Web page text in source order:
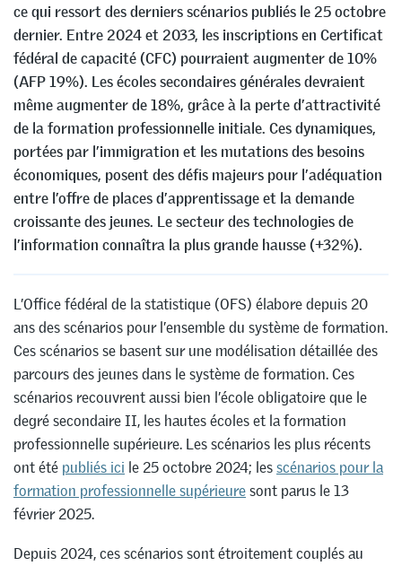
ce qui ressort des derniers scénarios publiés le 25 octobre
dernier. Entre 2024 et 2033, les inscriptions en Certificat
fédéral de capacité (CFC) pourraient augmenter de 10%
(AFP 19%). Les écoles secondaires générales devraient
même augmenter de 18%, grâce à la perte d’attractivité
de la formation professionnelle initiale. Ces dynamiques,
portées par l’immigration et les mutations des besoins
économiques, posent des défis majeurs pour l’adéquation
entre l’offre de places d’apprentissage et la demande
croissante des jeunes. Le secteur des technologies de
l’information connaîtra la plus grande hausse (+32%).
L’Office fédéral de la statistique (OFS) élabore depuis 20
ans des scénarios pour l’ensemble du système de formation.
Ces scénarios se basent sur une modélisation détaillée des
parcours des jeunes dans le système de formation. Ces
scénarios recouvrent aussi bien l’école obligatoire que le
degré secondaire II, les hautes écoles et la formation
professionnelle supérieure. Les scénarios les plus récents
ont été publiés ici le 25 octobre 2024; lesscénarios pour la
formation professionnelle supérieuresont parus le 13
février 2025.
Depuis 2024, ces scénarios sont étroitement couplés au